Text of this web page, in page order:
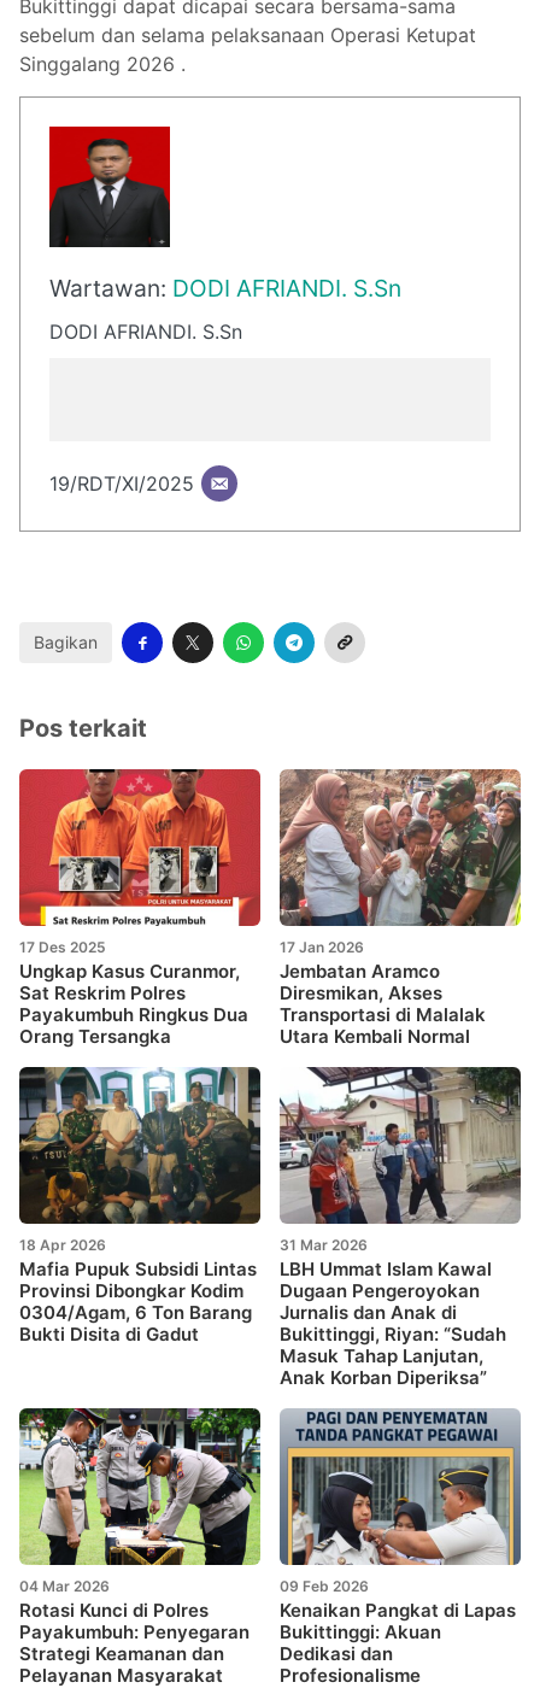
Bukittinggi dapat dicapai secara bersama-sama
sebelum dan selama pelaksanaan Operasi Ketupat
Singgalang 2026 .
Wartawan: DODI AFRIANDI. S.Sn
DODI AFRIANDI. S.Sn
19/RDT/XI/2025
Bagikan
Pos terkait
17 Des 2025
Ungkap Kasus Curanmor,
Sat Reskrim Polres
Payakumbuh Ringkus Dua
Orang Tersangka
17 Jan 2026
Jembatan Aramco
Diresmikan, Akses
Transportasi di Malalak
Utara Kembali Normal
18 Apr 2026
Mafia Pupuk Subsidi Lintas
Provinsi Dibongkar Kodim
0304/Agam, 6 Ton Barang
Bukti Disita di Gadut
31 Mar 2026
LBH Ummat Islam Kawal
Dugaan Pengeroyokan
Jurnalis dan Anak di
Bukittinggi, Riyan: “Sudah
Masuk Tahap Lanjutan,
Anak Korban Diperiksa”
04 Mar 2026
Rotasi Kunci di Polres
Payakumbuh: Penyegaran
Strategi Keamanan dan
Pelayanan Masyarakat
09 Feb 2026
Kenaikan Pangkat di Lapas
Bukittinggi: Akuan
Dedikasi dan
Profesionalisme